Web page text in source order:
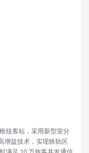
纽客站，采用新型室分
增益技术，实现铁轨区